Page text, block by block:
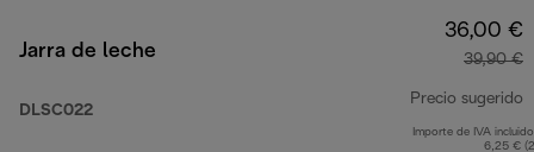
Jarra de leche
DLSC022
36,00 €
39,90 €
Precio sugerido
Importe de IVA
6,25 €